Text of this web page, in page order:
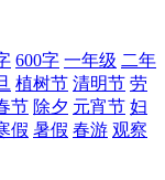
600字 一年级 二年
植树节 清明节 劳
节 除夕 元宵节 妇
假 暑假 春游 观察